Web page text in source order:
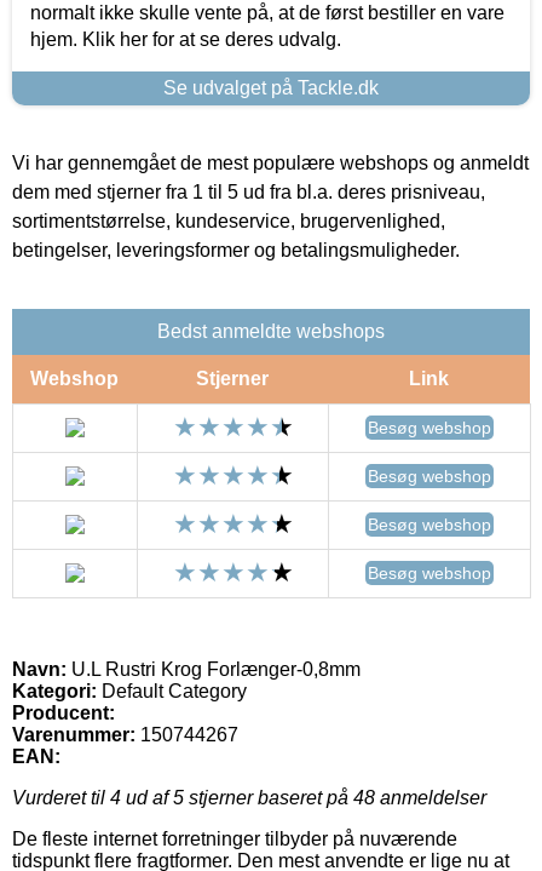
normalt ikke skulle vente på, at de først bestiller en vare
hjem. Klik her for at se deres udvalg.
Se udvalget på Tackle.dk
Vi har gennemgået de mest populære webshops og anmeldt
dem med stjerner fra 1 til 5 ud fra bl.a. deres prisniveau,
sortimentstørrelse, kundeservice, brugervenlighed,
betingelser, leveringsformer og betalingsmuligheder.
Bedst anmeldte webshops
Webshop Stjerner Link
Besøg webshop
Besøg webshop
Besøg webshop
Besøg webshop
Navn: U.L Rustri Krog Forlænger-0,8mm
Kategori: Default Category
Producent:
Varenummer: 150744267
EAN:
Vurderet til 4 ud af 5 stjerner baseret på 48 anmeldelser
De fleste internet forretninger tilbyder på nuværende
tidspunkt flere fragtformer. Den mest anvendte er lige nu at